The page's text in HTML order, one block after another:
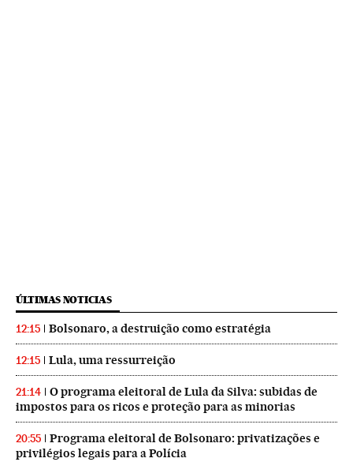
ÚLTIMAS NOTICIAS
12:15 Bolsonaro, a destruição como estratégia
12:15 Lula, uma ressurreição
21:14
O programa eleitoral de Lula da Silva: subidas de
impostos para os ricos e proteção para as minorias
20:55
Programa eleitoral de Bolsonaro: privatizações e
privilégios legais para a Polícia